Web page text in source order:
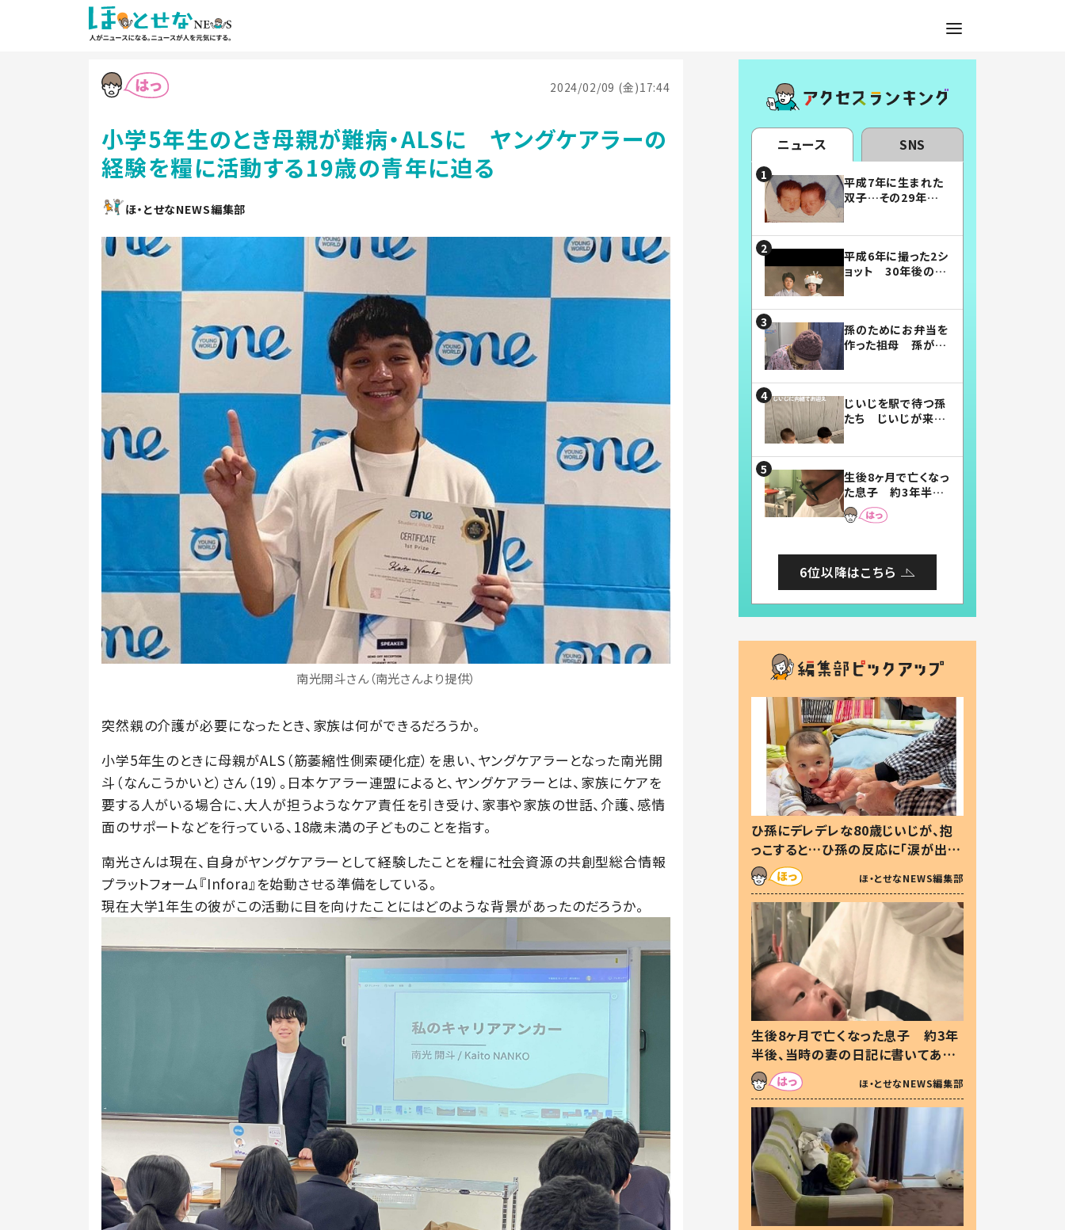
2024/02/09 (金)17:44
小学5年生のとき母親が難病・ALSに ヤングケアラーの
経験を糧に活動する19歳の青年に迫る
ほ・とせなNEWS編集部
南光開斗さん（南光さんより提供）
突然親の介護が必要になったとき、家族は何ができるだろうか。
小学5年生のときに母親がALS（筋萎縮性側索硬化症）を患い、ヤングケアラーとなった南光開
斗（なんこうかいと）さん（19）。日本ケアラー連盟によると、ヤングケアラーとは、家族にケアを
要する人がいる場合に、大人が担うようなケア責任を引き受け、家事や家族の世話、介護、感情
面のサポートなどを行っている、18歳未満の子どものことを指す。
南光さんは現在、自身がヤングケアラーとして経験したことを糧に社会資源の共創型総合情報
プラットフォーム『Infora』を始動させる準備をしている。
現在大学1年生の彼がこの活動に目を向けたことにはどのような背景があったのだろうか。
ニュース SNS
平成7年に生まれた
双子…その29年後
平成6年に撮った2シ
ョット 30年後の姿
孫のためにお弁当を
作った祖母 孫が絶
じいじを駅で待つ孫
たち じいじが来た
まらない」「幸せにな
れる」
生後8ヶ月で亡くなっ
た息子 約3年半
後、当時の妻の日記
に書いてあった本音
6位以降はこちら
ひ孫にデレデレな80歳じいじが、抱
っこすると…ひ孫の反応に「涙が出ま
した」「可愛くて仕方ない」
ほ・とせなNEWS編集部
生後8ヶ月で亡くなった息子 約3年
半後、当時の妻の日記に書いてあっ
た本音とは
ほ・とせなNEWS編集部